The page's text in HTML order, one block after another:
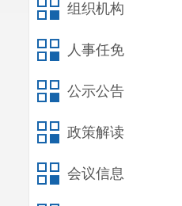
组织机构
人事任免
公示公告
政策解读
会议信息